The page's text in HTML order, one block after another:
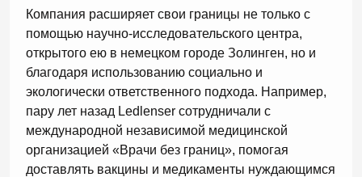
Компания расширяет свои границы не только с
помощью научно-исследовательского центра,
открытого ею в немецком городе Золинген, но и
благодаря использованию социально и
экологически ответственного подхода. Например,
пару лет назад Ledlenser сотрудничали с
международной независимой медицинской
организацией «Врачи без границ», помогая
доставлять вакцины и медикаменты нуждающимся